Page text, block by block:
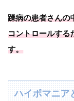
躁病の患者さんの
コントロールする
す。
ハイポマニア